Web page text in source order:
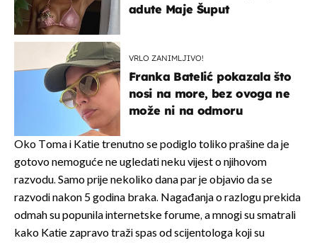
adute Maje Šuput
VRLO ZANIMLJIVO!
Franka Batelić pokazala što
nosi na more, bez ovoga ne
može ni na odmoru
Oko Toma i Katie trenutno se podiglo toliko prašine da je
gotovo nemoguće ne ugledati neku vijest o njihovom
razvodu. Samo prije nekoliko dana par je objavio da se
razvodi nakon 5 godina braka. Nagađanja o razlogu prekida
odmah su popunila internetske forume, a mnogi su smatrali
kako Katie zapravo traži spas od scijentologa koji su